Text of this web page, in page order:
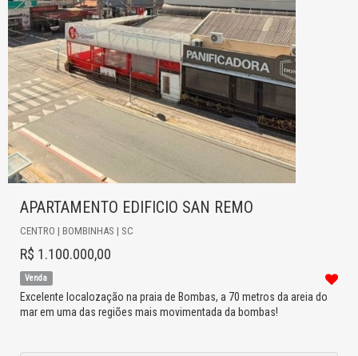
APARTAMENTO EDIFICIO SAN REMO
CENTRO | BOMBINHAS | SC
R$ 1.100.000,00
Venda
Excelente localozação na praia de Bombas, a 70 metros da areia do
mar em uma das regiões mais movimentada da bombas!